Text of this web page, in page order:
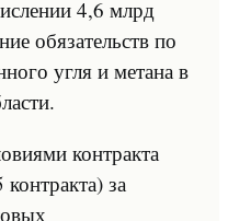
4,6 млрд
обязательств по
угля и метана в
контракта
за